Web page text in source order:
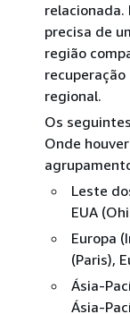
relacionada.
precisa de
região
regional.
Os
Onde
Leste
EUA
Europa
(Paris),
Ásia-
Ásia-